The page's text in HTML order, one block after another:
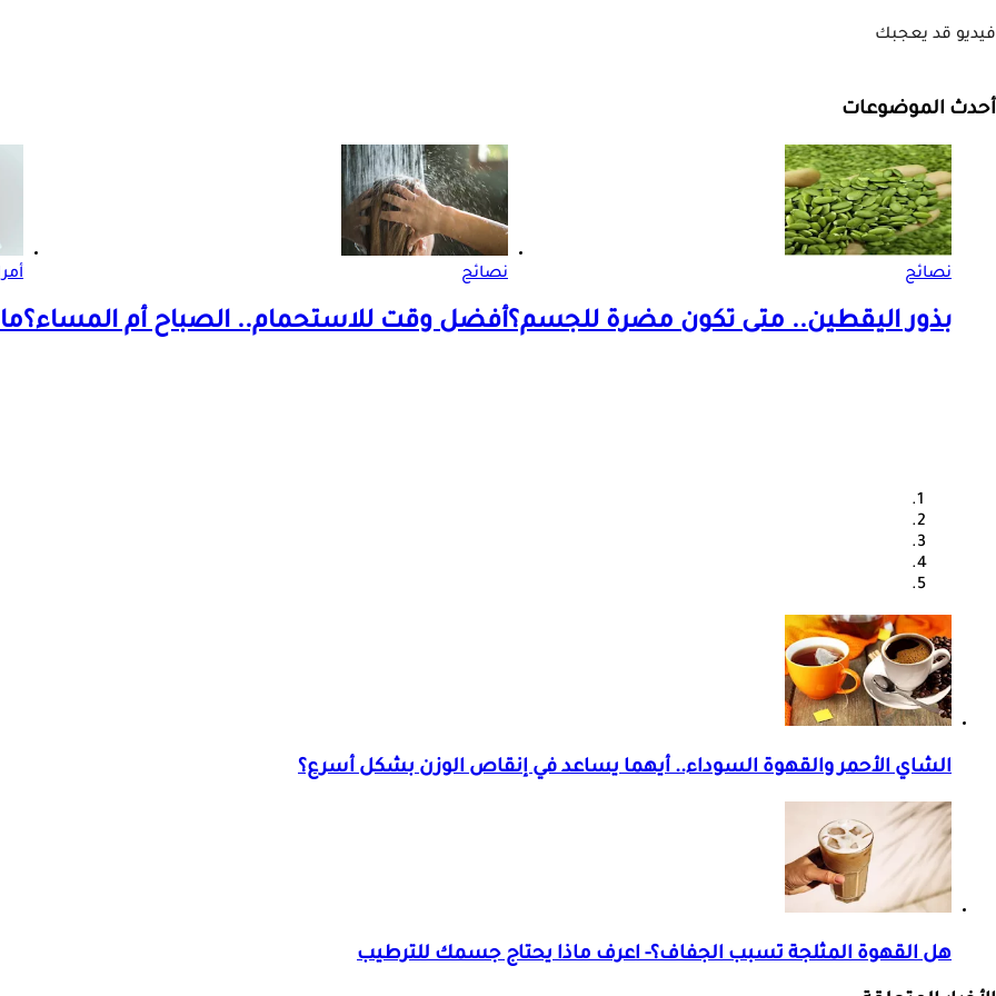
فيديو قد يعجبك
أحدث الموضوعات
نصائح
بذور اليقطين.. متى تكون مضرة للجسم؟
نصائح
أفضل وقت للاستحمام.. الصباح أم المساء؟
الشاي الأحمر والقهوة السوداء.. أيهما يساعد في إنقاص الوزن بشكل أسرع؟
هل القهوة المثلجة تسبب الجفاف؟- اعرف ماذا يحتاج جسمك للترطيب